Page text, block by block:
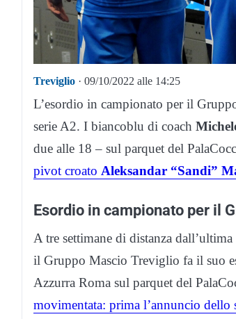
Treviglio · 09/10/2022 alle 14:25
L’esordio in campionato per il
serie A2. I biancoblu di coach
due alle 18 – sul parquet del
pivot croato Aleksandar “Sandi”
Esordio in campionato per il
A tre settimane di distanza
il Gruppo Mascio Treviglio fa il suo
Azzurra Roma sul parquet del
movimentata: prima l’annuncio dello